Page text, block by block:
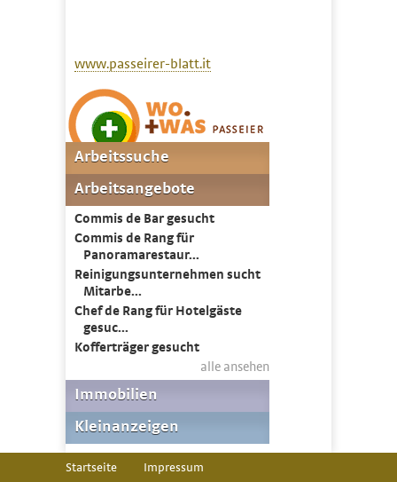
www.passeirer-blatt.it
Startseite Impressum